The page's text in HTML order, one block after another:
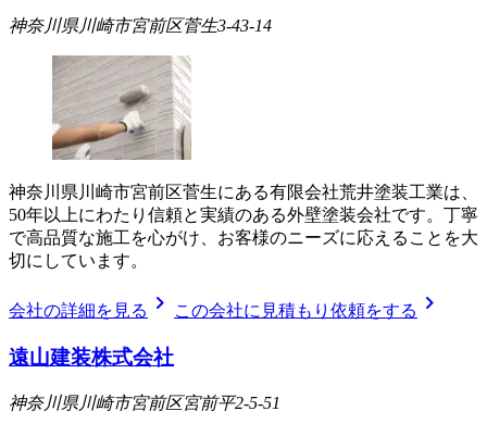
神奈川県川崎市宮前区菅生3-43-14
神奈川県川崎市宮前区菅生にある有限会社荒井塗装工業は、
50年以上にわたり信頼と実績のある外壁塗装会社です。丁寧
で高品質な施工を心がけ、お客様のニーズに応えることを大
切にしています。
会社の詳細を見る chevron_right この会社に見積もり依頼をする chevron_right
遠山建装株式会社
神奈川県川崎市宮前区宮前平2-5-51